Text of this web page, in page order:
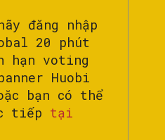
đăng nhập
20 phút
hạn voting
Huobi
bạn có thể
tiếp tại